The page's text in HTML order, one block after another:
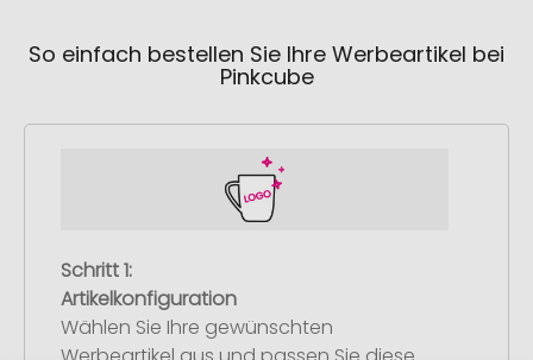
So einfach bestellen Sie Ihre Werbeartikel bei
Pinkcube
Schritt 1:
Artikelkonfiguration
Wählen Sie Ihre gewünschten